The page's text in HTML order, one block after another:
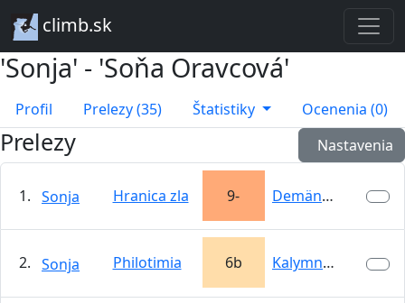
climb.sk
'Sonja' - 'Soňa Oravcová'
Profil Prelezy (35) Štatistiky Ocenenia (0)
Prelezy Nastavenia
1. Sonja Hranica zla 9- Demänovská…
2. Sonja Philotimia 6b Kalymnos